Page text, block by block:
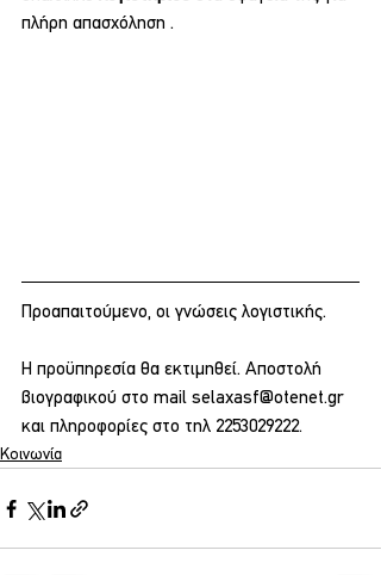
πλήρη απασχόληση .
Προαπαιτούμενο, οι γνώσεις λογιστικής.
Η προϋπηρεσία θα εκτιμηθεί. Αποστολή
βιογραφικού στο mail selaxasf@otenet.gr
και πληροφορίες στο τηλ 2253029222.
Κοινωνία